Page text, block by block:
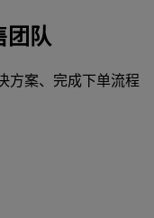
团队
方案、完成下单流程